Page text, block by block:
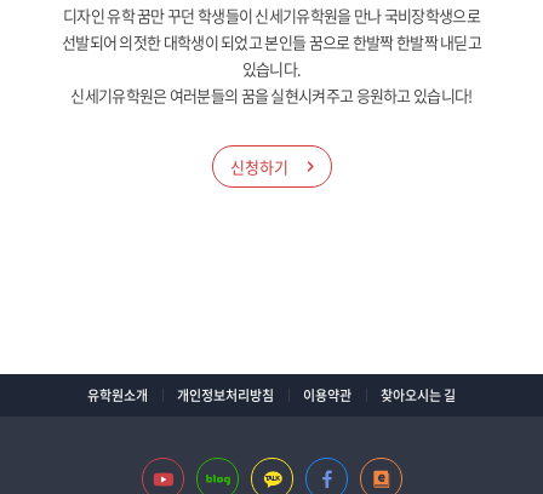
디자인 유학 꿈만 꾸던 학생들이 신세기유학원을 만나 국비장학생으로
선발되어 의젓한 대학생이 되었고 본인들 꿈으로 한발짝 한발짝 내딛고
있습니다.
신세기유학원은 여러분들의 꿈을 실현시켜주고 응원하고 있습니다!
신청하기
유학원소개 개인정보처리방침 이용약관 찾아오시는 길